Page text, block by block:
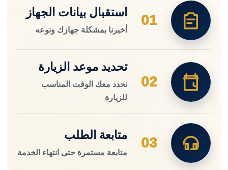
01
استقبال بيانات الجهاز
أخبرنا بمشكلة جهازك ونوعه
02
تحديد موعد الزيارة
نحدد معك الوقت المناسب
للزيارة
03
متابعة الطلب
متابعة مستمرة حتى انتهاء الخدمة